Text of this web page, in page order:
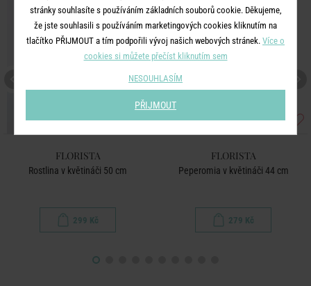
FLORISTA
Rostlina v květináči 50 cm
299 Kč
FLORISTA
Peperomia v květináči 44 cm
279 Kč
stránky souhlasíte s používáním základních souborů cookie. Děkujeme,
že jste souhlasili s používáním marketingových cookies kliknutím na
tlačítko PŘIJMOUT a tím podpořili vývoj našich webových stránek. Více o
cookies si můžete přečíst kliknutím sem
NESOUHLASÍM
PŘIJMOUT